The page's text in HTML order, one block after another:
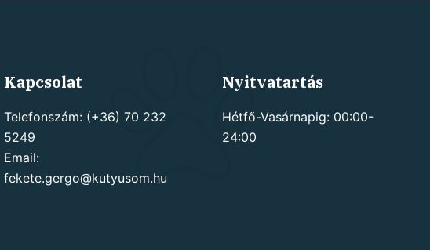
Kapcsolat
Telefonszám: (+36) 70 232
5249
Email:
fekete.gergo@kutyusom.hu
Nyitvatartás
Hétfő-Vasárnapig: 00:00-
24:00